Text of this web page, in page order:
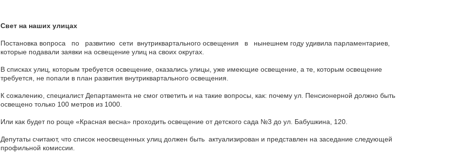
Свет на наших улицах
Постановка вопроса по развитию сети внутриквартального освещения в нынешнем году удивила парламентариев,
которые подавали заявки на освещение улиц на своих округах.
В списках улиц, которым требуется освещение, оказались улицы, уже имеющие освещение, а те, которым освещение
требуется, не попали в план развития внутриквартального освещения.
К сожалению, специалист Департамента не смог ответить и на такие вопросы, как: почему ул. Пенсионерной должно быть
освещено только 100 метров из 1000.
Или как будет по роще «Красная весна» проходить освещение от детского сада №3 до ул. Бабушкина, 120.
Депутаты считают, что список неосвещенных улиц должен быть актуализирован и представлен на заседание следующей
профильной комиссии.